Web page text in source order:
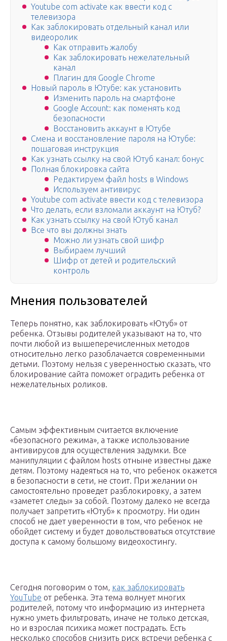
Youtube com activate как ввести код с
телевизора
Как заблокировать отдельный канал или
видеоролик
Как отправить жалобу
Как заблокировать нежелательный
канал
Плагин для Google Chrome
Новый пароль в Ютубе: как установить
Изменить пароль на смартфоне
Google Account: как поменять код
безопасности
Восстановить аккаунт в Ютубе
Смена и восстановление пароля на Ютубе:
пошаговая инструкция
Как узнать ссылку на свой Ютуб канал: бонус
Полная блокировка сайта
Редактируем файл hosts в Windows
Используем антивирус
Youtube com activate ввести код с телевизора
Что делать, если взломали аккаунт на Ютуб?
Как узнать ссылку на свой Ютуб канал
Все что вы должны знать
Можно ли узнать свой шифр
Выбираем лучший
Шифр от детей и родительский
контроль
Мнения пользователей
Теперь понятно, как заблокировать «Ютуб» от
ребенка. Отзывы родителей указывают на то, что
почти любой из вышеперечисленных методов
относительно легко разоблачается современными
детьми. Поэтому нельзя с уверенностью сказать, что
блокирование сайта поможет оградить ребенка от
нежелательных роликов.
Самым эффективным считается включение
«безопасного режима», а также использование
антивирусов для осуществления задумки. Все
манипуляции с файлом hosts отныне известны даже
детям. Поэтому надеяться на то, что ребенок окажется
в безопасности в сети, не стоит. При желании он
самостоятельно проведет разблокировку, а затем
«заметет следы» за собой. Поэтому далеко не всегда
получает запретить «Ютуб» к просмотру. Ни один
способ не дает уверенности в том, что ребенок не
обойдет систему и будет довольствоваться отсутствие
доступа к самому большому видеохостингу.
Сегодня поговорим о том, как заблокировать
YouTube от ребенка. Эта тема волнует многих
родителей, потому что информацию из интернета
нужно уметь фильтровать, иначе не только детская,
но и взрослая психика может пострадать. Есть
несколько способов снизить риск встречи ребенка с